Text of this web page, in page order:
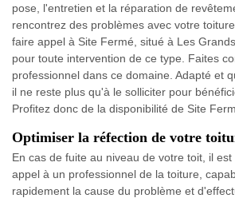
pose, l'entretien et la réparation de
rencontrez des problèmes avec votre
faire appel à Site Fermé, situé à Les
pour toute intervention de ce type. Faites
professionnel dans ce domaine. Adapté et
il ne reste plus qu'à le solliciter pour
Profitez donc de la disponibilité de Site
Optimiser la réfection de votre
En cas de fuite au niveau de votre toit, il
appel à un professionnel de la toiture,
rapidement la cause du problème et